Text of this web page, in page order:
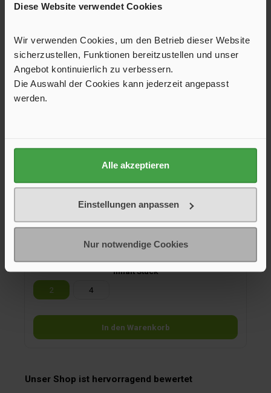
Diese Website verwendet Cookies
Wir verwenden Cookies, um den Betrieb dieser Website
sicherzustellen, Funktionen bereitzustellen und unser
Angebot kontinuierlich zu verbessern.
Die Auswahl der Cookies kann jederzeit angepasst
werden.
Alle akzeptieren
Einstellungen anpassen
Nur notwendige Cookies
Der Vario-Haken ist durch sein Gelenk flexibel und kann
Vario Mittel 2er Set, belastbar bis 3,5 kg auf senkrechter
10,95 €*
Inhalt Stück
2
4
In den Warenkorb
Unser Shop ist hervorragend bewertet